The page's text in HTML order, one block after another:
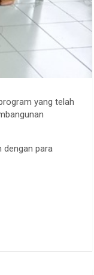
yang telah
dengan para